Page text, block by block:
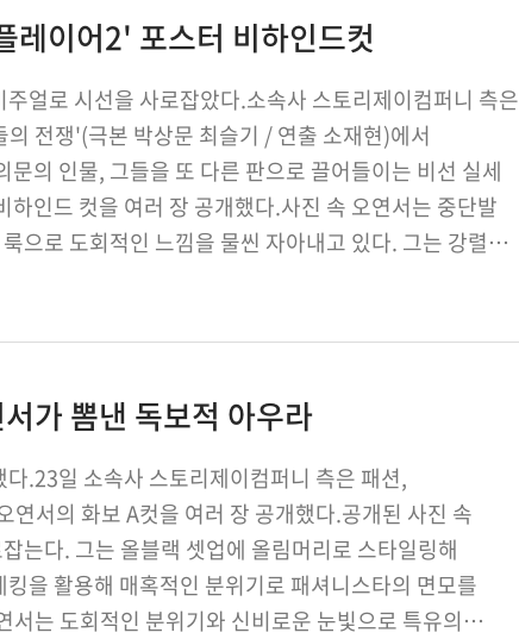
이어2' 포스터 비하인드컷
얼로 시선을 사로잡았다.소속사 스토리제이컴퍼니 측은
전쟁'(극본 박상문 최슬기 / 연출 소재현)에서
의 인물, 그들을 또 다른 판으로 끌어들이는 비선 실세
인드 컷을 여러 장 공개했다.사진 속 오연서는 중단발
으로 도회적인 느낌을 물씬 자아내고 있다. 그는 강렬한
가 뽐낸 독보적 아우라
.23일 소속사 스토리제이컴퍼니 측은 패션,
서의 화보 A컷을 여러 장 공개했다.공개된 사진 속
는다. 그는 올블랙 셋업에 올림머리로 스타일링해
을 활용해 매혹적인 분위기로 패셔니스타의 면모를
는 도회적인 분위기와 신비로운 눈빛으로 특유의